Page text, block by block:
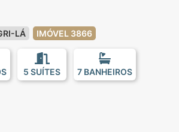
LÁ IMÓVEL 3866
5 SUÍTES 7 BANHEIROS